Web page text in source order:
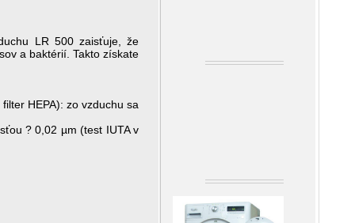
LR 500 zaisťuje, že
a baktérií. Takto získate
HEPA): zo vzduchu sa
? 0,02 µm (test IUTA v